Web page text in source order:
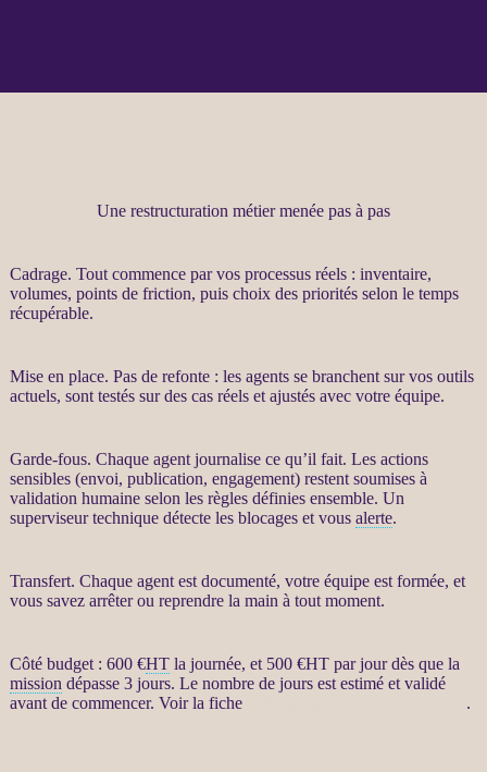
Une restructuration métier menée pas à pas
Cadrage. Tout commence par vos processusréels : inventaire,
volumes, points de friction, puis choix des priorités selon le temps
récupérable.
Mise en place. Pas de refonte : les agentsse branchent sur vos outils
actuels, sont testés sur des cas réels et ajustés avec votre équipe.
Garde-fous. Chaque agent journalisece qu’il fait. Les actions
sensibles (envoi, publication, engagement) restent soumises à
validation humaine selon les règles définies ensemble. Un
superviseur technique détecte les blocages et vous alerte.
Transfert. Chaque agentest documenté, votre équipe est formée, et
vous savez arrêter ou reprendre la main à tout moment.
Côté budget : 600 €HTla journée, et 500 €HTpar jour dès que la
mission dépasse 3 jours. Le nombre de jours est estimé et validé
avant de commencer. Voir la fiche
.